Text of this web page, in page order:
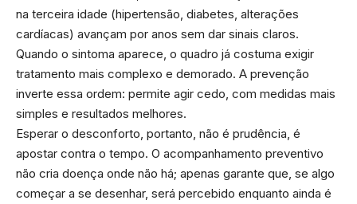
na terceira idade (hipertensão, diabetes, alterações
cardíacas) avançam por anos sem dar sinais claros.
Quando o sintoma aparece, o quadro já costuma exigir
tratamento mais complexo e demorado. A prevenção
inverte essa ordem: permite agir cedo, com medidas mais
simples e resultados melhores.
Esperar o desconforto, portanto, não é prudência, é
apostar contra o tempo. O acompanhamento preventivo
não cria doença onde não há; apenas garante que, se algo
começar a se desenhar, será percebido enquanto ainda é